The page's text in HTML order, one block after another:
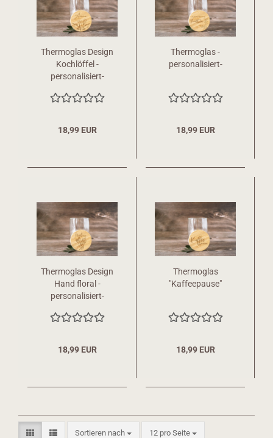
Thermoglas Design
Kochlöffel -
personalisiert-
18,99 EUR
Thermoglas -
personalisiert-
18,99 EUR
Thermoglas Design
Hand floral -
personalisiert-
18,99 EUR
Thermoglas
"Kaffeepause"
18,99 EUR
Sortieren nach
Sortieren nach 12 pro Seite
pro Seite